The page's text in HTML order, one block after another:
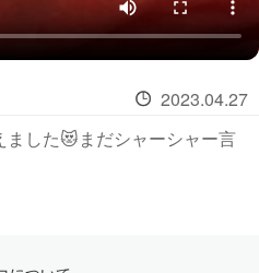
2023.04.27
した😻まだシャーシャー言